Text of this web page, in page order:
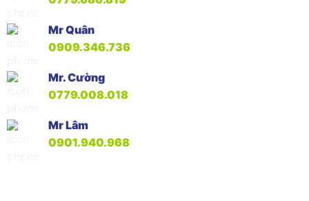
Mr Quân
0909.346.736
Mr. Cường
0779.008.018
Mr Lâm
0901.940.968